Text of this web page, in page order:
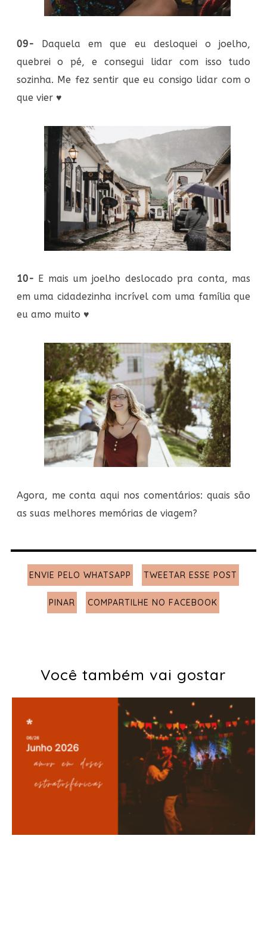
09- Daquela em que eu desloquei o joelho,
quebrei o pé, e consegui lidar com isso tudo
sozinha. Me fez sentir que eu consigo lidar com o
que vier♥
10- E mais um joelho deslocado pra conta, mas
em uma cidadezinha incrível com uma família que
eu amo muito ♥
Agora, me conta aqui nos comentários: quais são
as suas melhores memórias de viagem?
ENVIE PELO WHATSAPP TWEETAR ESSE POST
PINAR COMPARTILHE NO FACEBOOK
Você também vai gostar